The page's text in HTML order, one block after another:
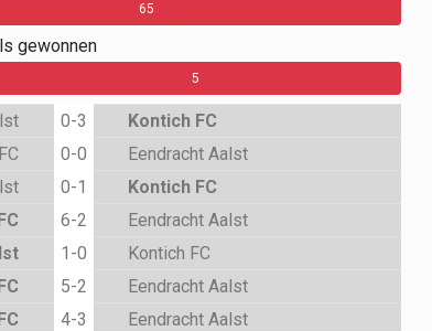
65
gewonnen
5
0-3 Kontich FC
0-0 Eendracht Aalst
0-1 Kontich FC
6-2 Eendracht Aalst
1-0 Kontich FC
5-2 Eendracht Aalst
4-3 Eendracht Aalst